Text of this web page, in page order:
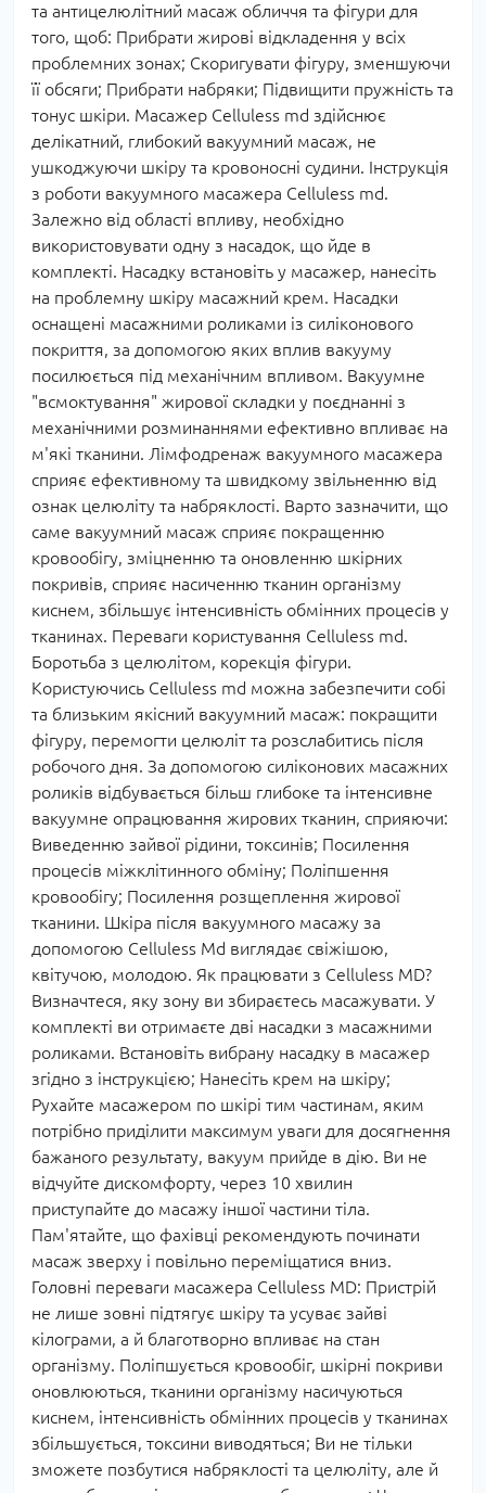
та антицелюлітний масаж обличчя та фігури для
того, щоб: Прибрати жирові відкладення у всіх
проблемних зонах; Скоригувати фігуру, зменшуючи
її обсяги; Прибрати набряки; Підвищити пружність та
тонус шкіри. Масажер Celluless md здійснює
делікатний, глибокий вакуумний масаж, не
ушкоджуючи шкіру та кровоносні судини. Інструкція
з роботи вакуумного масажера Celluless md.
Залежно від області впливу, необхідно
використовувати одну з насадок, що йде в
комплекті. Насадку встановіть у масажер, нанесіть
на проблемну шкіру масажний крем. Насадки
оснащені масажними роликами із силіконового
покриття, за допомогою яких вплив вакууму
посилюється під механічним впливом. Вакуумне
"всмоктування" жирової складки у поєднанні з
механічними розминаннями ефективно впливає на
м'які тканини. Лімфодренаж вакуумного масажера
сприяє ефективному та швидкому звільненню від
ознак целюліту та набряклості. Варто зазначити, що
саме вакуумний масаж сприяє покращенню
кровообігу, зміцненню та оновленню шкірних
покривів, сприяє насиченню тканин організму
киснем, збільшує інтенсивність обмінних процесів у
тканинах. Переваги користування Celluless md.
Боротьба з целюлітом, корекція фігури.
Користуючись Celluless md можна забезпечити собі
та близьким якісний вакуумний масаж: покращити
фігуру, перемогти целюліт та розслабитись після
робочого дня. За допомогою силіконових масажних
роликів відбувається більш глибоке та інтенсивне
вакуумне опрацювання жирових тканин, сприяючи:
Виведенню зайвої рідини, токсинів; Посилення
процесів міжклітинного обміну; Поліпшення
кровообігу; Посилення розщеплення жирової
тканини. Шкіра після вакуумного масажу за
допомогою Celluless Md виглядає свіжішою,
квітучою, молодою. Як працювати з Celluless MD?
Визначтеся, яку зону ви збираєтесь масажувати. У
комплекті ви отримаєте дві насадки з масажними
роликами. Встановіть вибрану насадку в масажер
згідно з інструкцією; Нанесіть крем на шкіру;
Рухайте масажером по шкірі тим частинам, яким
потрібно приділити максимум уваги для досягнення
бажаного результату, вакуум прийде в дію. Ви не
відчуйте дискомфорту, через 10 хвилин
приступайте до масажу іншої частини тіла.
Пам'ятайте, що фахівці рекомендують починати
масаж зверху і повільно переміщатися вниз.
Головні переваги масажера Celluless MD: Пристрій
не лише зовні підтягує шкіру та усуває зайві
кілограми, а й благотворно впливає на стан
організму. Поліпшується кровообіг, шкірні покриви
оновлюються, тканини організму насичуються
киснем, інтенсивність обмінних процесів у тканинах
збільшується, токсини виводяться; Ви не тільки
зможете позбутися набряклості та целюліту, але й